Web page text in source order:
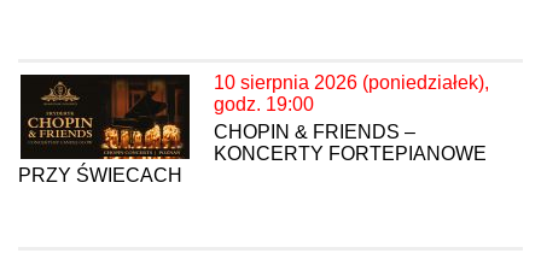
10 sierpnia 2026 (poniedziałek),
godz. 19:00
CHOPIN & FRIENDS –
KONCERTY FORTEPIANOWE
PRZY ŚWIECACH